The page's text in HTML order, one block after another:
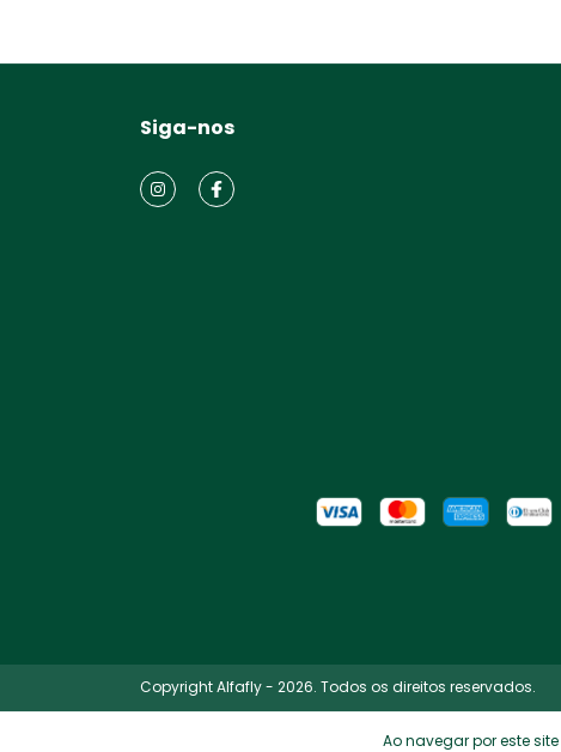
Ao navegar por este site
Siga-nos
Copyright Alfafly - 2026. Todos os direitos reservados.